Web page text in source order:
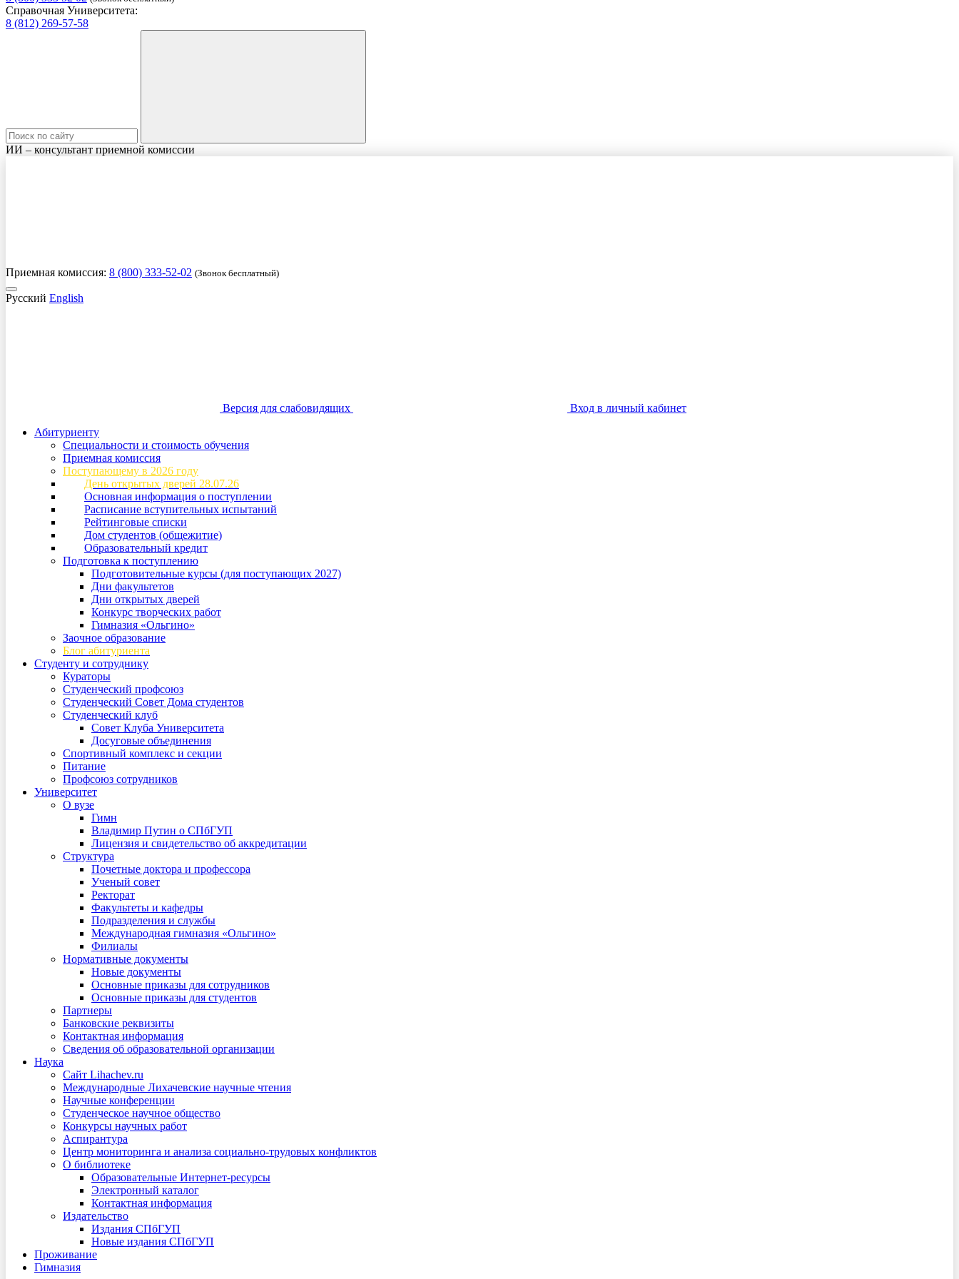
Справочная Университета:
8 (812) 269-57-58
ИИ – консультант приемной комиссии
Приемная комиссия: 8 (800) 333-52-02 (Звонок бесплатный)
Русский English
Версия для слабовидящих
Вход в личный кабинет
Абитуриенту
Специальности и стоимость обучения
Приемная комиссия
Поступающему в 2026 году
День открытых дверей 28.07.26
Основная информация о поступлении
Расписание вступительных испытаний
Рейтинговые списки
Дом студентов (общежитие)
Образовательный кредит
Подготовка к поступлению
Подготовительные курсы (для поступающих 2027)
Дни факультетов
Дни открытых дверей
Конкурс творческих работ
Гимназия «Ольгино»
Заочное образование
Блог абитуриента
Студенту и сотруднику
Кураторы
Студенческий профсоюз
Студенческий Совет Дома студентов
Студенческий клуб
Совет Клуба Университета
Досуговые объединения
Спортивный комплекс и секции
Питание
Профсоюз сотрудников
Университет
О вузе
Гимн
Владимир Путин о СПбГУП
Лицензия и свидетельство об аккредитации
Структура
Почетные доктора и профессора
Ученый совет
Ректорат
Факультеты и кафедры
Подразделения и службы
Международная гимназия «Ольгино»
Филиалы
Нормативные документы
Новые документы
Основные приказы для сотрудников
Основные приказы для студентов
Партнеры
Банковские реквизиты
Контактная информация
Сведения об образовательной организации
Наука
Сайт Lihachev.ru
Международные Лихачевские научные чтения
Научные конференции
Студенческое научное общество
Конкурсы научных работ
Аспирантура
Центр мониторинга и анализа социально-трудовых конфликтов
О библиотеке
Образовательные Интернет-ресурсы
Электронный каталог
Контактная информация
Издательство
Издания СПбГУП
Новые издания СПбГУП
Проживание
Гимназия